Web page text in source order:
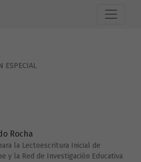
ESPECIAL
Rocha
la Lectoescritura Inicial de
y la Red de Investigación Educativa